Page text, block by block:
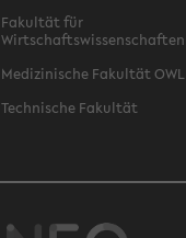
Fakultät für
Wirtschaftswissenschaften
Medizinische Fakultät OWL
Technische Fakultät